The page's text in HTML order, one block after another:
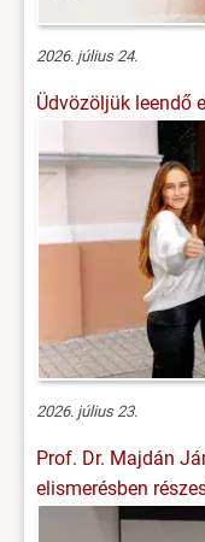
2026. július 24.
Üdvözöljük leendő
2026. július 23.
Prof. Dr. Majdán
elismerésben